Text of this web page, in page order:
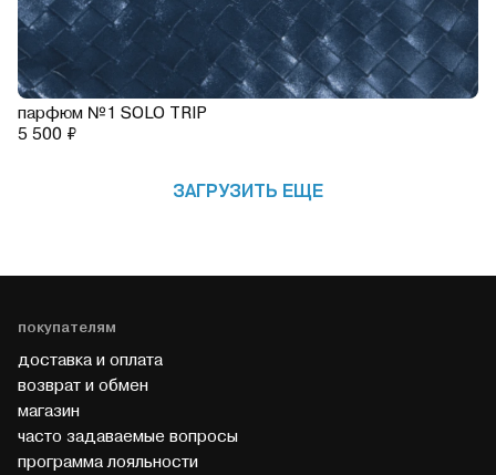
парфюм №1 SOLO TRIP
5 500 ₽
ЗАГРУЗИТЬ ЕЩЕ
покупателям
доставка и оплата
возврат и обмен
магазин
часто задаваемые вопросы
программа лояльности